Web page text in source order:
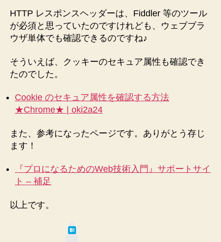
ダ
を
確
す
法
メ
へ
HTTP レスポンスヘッダーは、Fiddler 等のツール
が必須と思っていたのですけれども、ウェブブラ
ウザ単体でも確認できるのですね♪
そういえば、クッキーのセキュア属性も確認でき
たのでした。
Cookie のセキュア属性を確認する方法
★Chrome★ | oki2a24
また、参考になったページです。ありがとう存じ
ます！
『プロになるためのWeb技術入門』サポートサイ
ト – 補足
以上です。